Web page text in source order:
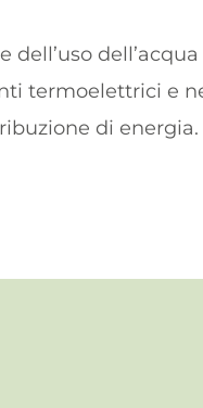
termoelettrici e
di energia.